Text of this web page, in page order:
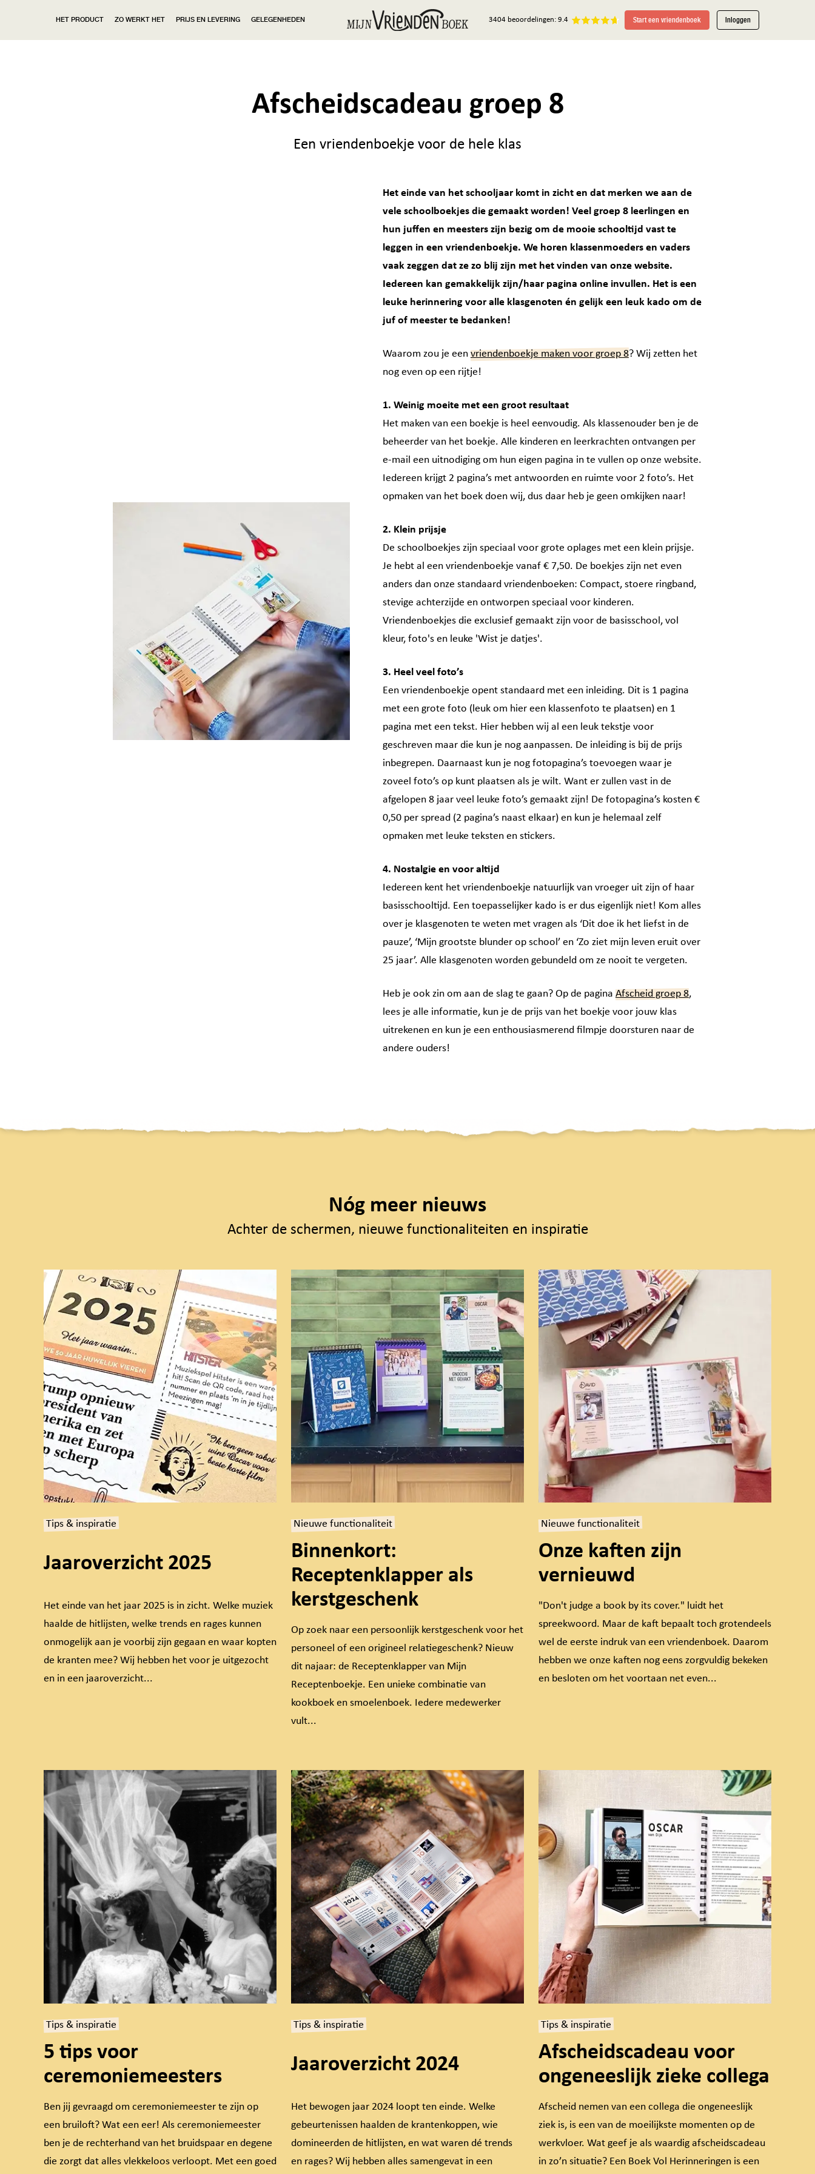
HET PRODUCT ZO WERKT HET PRIJS EN LEVERING GELEGENHEDEN 3404 beoordelingen: 9.4 Start een vriendenboek Inloggen
Afscheidscadeau groep 8
Een vriendenboekje voor de hele klas
Het einde van het schooljaar komt in zicht en dat merken we aan de
vele schoolboekjes die gemaakt worden! Veel groep 8 leerlingen en
hun juffen en meesters zijn bezig om de mooie schooltijd vast te
leggen in een vriendenboekje. We horen klassenmoeders en vaders
vaak zeggen dat ze zo blij zijn met het vinden van onze website.
Iedereen kan gemakkelijk zijn/haar pagina online invullen. Het is een
leuke herinnering voor alle klasgenoten én gelijk een leuk kado om de
juf of meester te bedanken!
Waarom zou je een vriendenboekje maken voor groep 8? Wij zetten het
nog even op een rijtje!
1. Weinig moeite met een groot resultaat
Het maken van een boekje is heel eenvoudig. Als klassenouder ben je de
beheerder van het boekje. Alle kinderen en leerkrachten ontvangen per
e-mail een uitnodiging om hun eigen pagina in te vullen op onze website.
Iedereen krijgt 2 pagina’s met antwoorden en ruimte voor 2 foto’s. Het
opmaken van het boek doen wij, dus daar heb je geen omkijken naar!
2. Klein prijsje
De schoolboekjes zijn speciaal voor grote oplages met een klein prijsje.
Je hebt al een vriendenboekje vanaf € 7,50. De boekjes zijn net even
anders dan onze standaard vriendenboeken: Compact, stoere ringband,
stevige achterzijde en ontworpen speciaal voor kinderen.
Vriendenboekjes die exclusief gemaakt zijn voor de basisschool, vol
kleur, foto's en leuke 'Wist je datjes'.
3. Heel veel foto’s
Een vriendenboekje opent standaard met een inleiding. Dit is 1 pagina
met een grote foto (leuk om hier een klassenfoto te plaatsen) en 1
pagina met een tekst. Hier hebben wij al een leuk tekstje voor
geschreven maar die kun je nog aanpassen. De inleiding is bij de prijs
inbegrepen. Daarnaast kun je nog fotopagina’s toevoegen waar je
zoveel foto’s op kunt plaatsen als je wilt. Want er zullen vast in de
afgelopen 8 jaar veel leuke foto’s gemaakt zijn! De fotopagina’s kosten €
0,50 per spread (2 pagina’s naast elkaar) en kun je helemaal zelf
opmaken met leuke teksten en stickers.
4. Nostalgie en voor altijd
Iedereen kent het vriendenboekje natuurlijk van vroeger uit zijn of haar
basisschooltijd. Een toepasselijker kado is er dus eigenlijk niet! Kom alles
over je klasgenoten te weten met vragen als ‘Dit doe ik het liefst in de
pauze’, ‘Mijn grootste blunder op school’ en ‘Zo ziet mijn leven eruit over
25 jaar’. Alle klasgenoten worden gebundeld om ze nooit te vergeten.
Heb je ook zin om aan de slag te gaan? Op de pagina Afscheid groep 8,
lees je alle informatie, kun je de prijs van het boekje voor jouw klas
uitrekenen en kun je een enthousiasmerend filmpje doorsturen naar de
andere ouders!
Nóg meer nieuws
Achter de schermen, nieuwe functionaliteiten en inspiratie
Tips & inspiratie
Jaaroverzicht 2025
Het einde van het jaar 2025 is in zicht. Welke muziek
haalde de hitlijsten, welke trends en rages kunnen
onmogelijk aan je voorbij zijn gegaan en waar kopten
de kranten mee? Wij hebben het voor je uitgezocht
en in een jaaroverzicht...
Nieuwe functionaliteit
Binnenkort:
Receptenklapper als
kerstgeschenk
Op zoek naar een persoonlijk kerstgeschenk voor het
personeel of een origineel relatiegeschenk? Nieuw
dit najaar: de Receptenklapper van Mijn
Receptenboekje. Een unieke combinatie van
kookboek en smoelenboek. Iedere medewerker
vult...
Nieuwe functionaliteit
Onze kaften zijn
vernieuwd
"Don't judge a book by its cover." luidt het
spreekwoord. Maar de kaft bepaalt toch grotendeels
wel de eerste indruk van een vriendenboek. Daarom
hebben we onze kaften nog eens zorgvuldig bekeken
en besloten om het voortaan net even...
Tips & inspiratie
5 tips voor
ceremoniemeesters
Ben jij gevraagd om ceremoniemeester te zijn op
een bruiloft? Wat een eer! Als ceremoniemeester
ben je de rechterhand van het bruidspaar en degene
die zorgt dat alles vlekkeloos verloopt. Met een goed
Tips & inspiratie
Jaaroverzicht 2024
Het bewogen jaar 2024 loopt ten einde. Welke
gebeurtenissen haalden de krantenkoppen, wie
domineerden de hitlijsten, en wat waren dé trends
en rages? Wij hebben alles samengevat in een
Tips & inspiratie
Afscheidscadeau voor
ongeneeslijk zieke collega
Afscheid nemen van een collega die ongeneeslijk
ziek is, is een van de moeilijkste momenten op de
werkvloer. Wat geef je als waardig afscheidscadeau
in zo’n situatie? Een Boek Vol Herinneringen is een